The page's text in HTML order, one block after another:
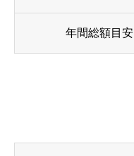
年間総額目安